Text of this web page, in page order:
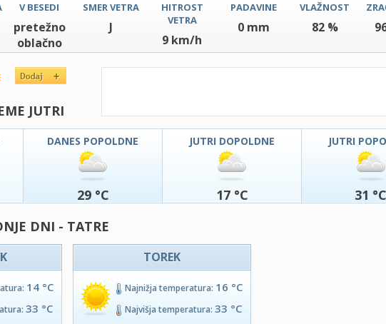
V BESEDI
pretežno
oblačno
SMER VETRA
J
HITROST
VETRA
9 km/h
PADAVINE
0 mm
VLAŽNOST
82 %
JUTRI
DANES POPOLDNE
29 °C
JUTRI DOPOLDNE
17 °C
JUTRI
31 °C
DNI - TATRE
14 °C
33 °C
TOREK
Najnižja temperatura: 16 °C
Najvišja temperatura: 33 °C